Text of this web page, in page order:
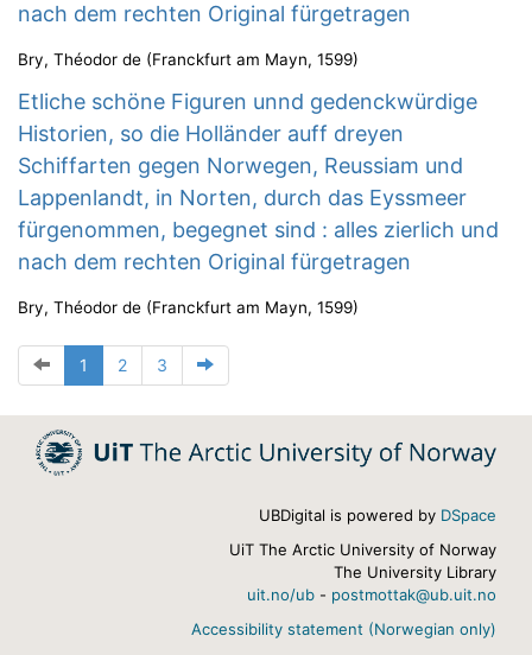
nach dem rechten Original fürgetragen
Bry, Théodor de (Franckfurt am Mayn, 1599)
Etliche schöne Figuren unnd gedenckwürdige
Historien, so die Holländer auff dreyen
Schiffarten gegen Norwegen, Reussiam und
Lappenlandt, in Norten, durch das Eyssmeer
fürgenommen, begegnet sind : alles zierlich und
nach dem rechten Original fürgetragen
Bry, Théodor de (Franckfurt am Mayn, 1599)
1 2 3
UBDigital is powered by DSpace
UiT The Arctic University of Norway
The University Library
uit.no/ub - postmottak@ub.uit.no
Accessibility statement (Norwegian only)